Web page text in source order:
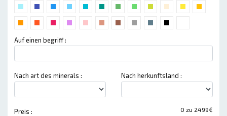
Auf einen begriff :
Nach art des minerals : Nach herkunftsland :
0 zu 2499€
Preis :